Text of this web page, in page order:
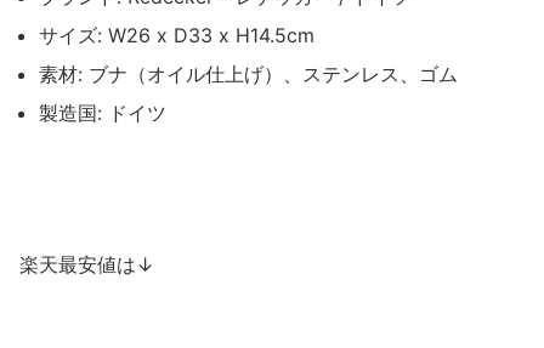
サイズ: W26 x D33 x H14.5cm
素材: ブナ（オイル仕上げ）、ステンレス、ゴム
製造国: ドイツ
楽天最安値は↓